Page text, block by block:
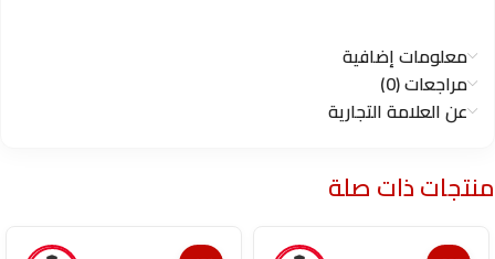
معلومات إضافية
مراجعات (0)
عن العلامة التجارية
منتجات ذات صلة